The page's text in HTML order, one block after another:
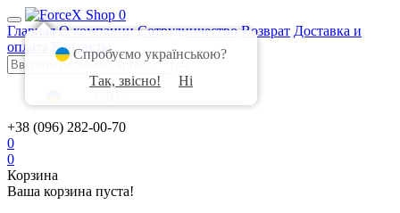
0
Главная О компании Сотрудничество Возврат Доставка и
оплата
Контакты
+38 (096) 282-00-70
0
0
Корзина
Ваша корзина пуста!
Спробуємо українською?
Так, звісно!
Ні